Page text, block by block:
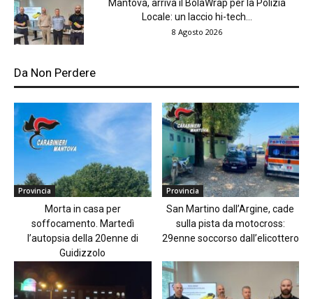
Mantova, arriva il BolaWrap per la Polizia
Locale: un laccio hi-tech...
8 Agosto 2026
Da Non Perdere
Provincia
Morta in casa per
soffocamento. Martedì
l’autopsia della 20enne di
Guidizzolo
Provincia
San Martino dall’Argine, cade
sulla pista da motocross:
29enne soccorso dall’elicottero